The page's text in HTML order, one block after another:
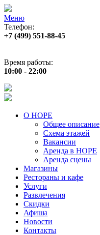
Меню
Телефон:
+7 (499) 551‑88‑45
Время работы:
10:00 - 22:00
О НОРЕ
Общее описание
Схема этажей
Вакансии
Аренда в НОРЕ
Аренда сцены
Магазины
Рестораны и кафе
Услуги
Развлечения
Скидки
Афиша
Новости
Контакты